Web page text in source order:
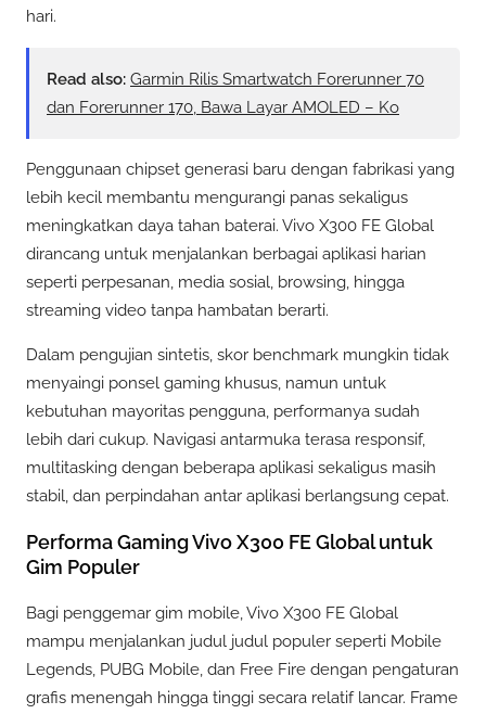
hari.
Read also: Garmin Rilis Smartwatch Forerunner 70
dan Forerunner 170, Bawa Layar AMOLED – Ko
Penggunaan chipset generasi baru dengan fabrikasi yang
lebih kecil membantu mengurangi panas sekaligus
meningkatkan daya tahan baterai. Vivo X300 FE Global
dirancang untuk menjalankan berbagai aplikasi harian
seperti perpesanan, media sosial, browsing, hingga
streaming video tanpa hambatan berarti.
Dalam pengujian sintetis, skor benchmark mungkin tidak
menyaingi ponsel gaming khusus, namun untuk
kebutuhan mayoritas pengguna, performanya sudah
lebih dari cukup. Navigasi antarmuka terasa responsif,
multitasking dengan beberapa aplikasi sekaligus masih
stabil, dan perpindahan antar aplikasi berlangsung cepat.
Performa Gaming Vivo X300 FE Global untuk
Gim Populer
Bagi penggemar gim mobile, Vivo X300 FE Global
mampu menjalankan judul judul populer seperti Mobile
Legends, PUBG Mobile, dan Free Fire dengan pengaturan
grafis menengah hingga tinggi secara relatif lancar. Frame